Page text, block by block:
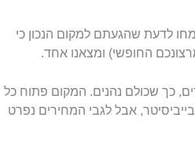
לדעת שהגעתם למקום הנכון כי
החופשי) ומצאנו אחד.
כך שכולם נהנים. המקום פתוח כל
זול מבייביסיטר, אבל לגבי המחירים נפרט